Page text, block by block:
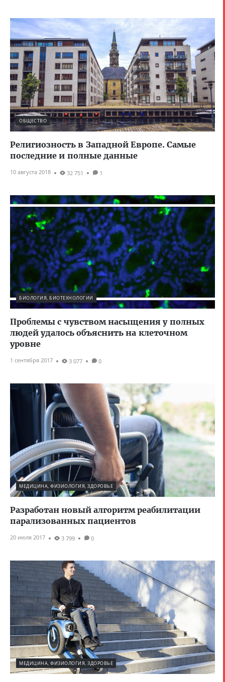
ОБЩЕСТВО
Религиозность в Западной Европе. Самые
последние и полные данные
10 августа 2018 32 751 1
БИОЛОГИЯ, БИОТЕХНОЛОГИИ
Проблемы с чувством насыщения у полных
людей удалось объяснить на клеточном
уровне
1 сентября 2017 3 077 0
МЕДИЦИНА, ФИЗИОЛОГИЯ, ЗДОРОВЬЕ
Разработан новый алгоритм реабилитации
парализованных пациентов
20 июля 2017 3 799 0
МЕДИЦИНА, ФИЗИОЛОГИЯ, ЗДОРОВЬЕ